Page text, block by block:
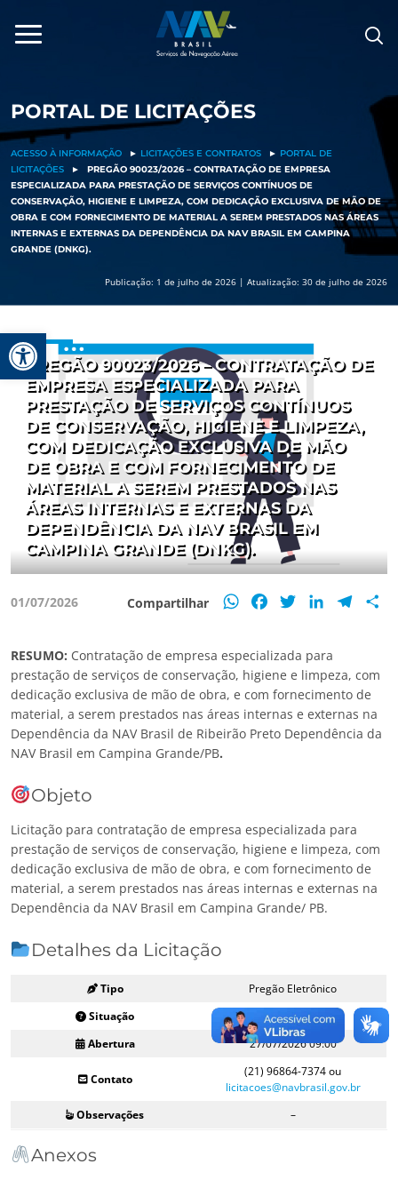
Barra de Ferramentas Aberta
para
PORTAL DE LICITAÇÕES
ACESSO À INFORMAÇÃO ► LICITAÇÕES E CONTRATOS ► PORTAL DE
LICITAÇÕES
►
PREGÃO 90023/2026 – CONTRATAÇÃO DE EMPRESA
ESPECIALIZADA PARA PRESTAÇÃO DE SERVIÇOS CONTÍNUOS DE
CONSERVAÇÃO, HIGIENE E LIMPEZA, COM DEDICAÇÃO EXCLUSIVA DE MÃO DE
OBRA E COM FORNECIMENTO DE MATERIAL A SEREM PRESTADOS NAS ÁREAS
INTERNAS E EXTERNAS DA DEPENDÊNCIA DA NAV BRASIL EM CAMPINA
GRANDE (DNKG).
Publicação: 1 de julho de 2026 | Atualização: 30 de julho de 2026
PREGÃO 90023/2026 – CONTRATAÇÃO DE
EMPRESA ESPECIALIZADA PARA
PRESTAÇÃO DE SERVIÇOS CONTÍNUOS
DE CONSERVAÇÃO, HIGIENE E LIMPEZA,
COM DEDICAÇÃO EXCLUSIVA DE MÃO
DE OBRA E COM FORNECIMENTO DE
MATERIAL A SEREM PRESTADOS NAS
ÁREAS INTERNAS E EXTERNAS DA
DEPENDÊNCIA DA NAV BRASIL EM
CAMPINA GRANDE (DNKG).
01/07/2026 Compartilhar WhatsApp
FacebookTwitterLinkedIn
RESUMO: Contratação de empresa especializada para
prestação de serviços de conservação, higiene e limpeza, com
dedicação exclusiva de mão de obra, e com fornecimento de
material, a serem prestados nas áreas internas e externas na
Dependência da NAV Brasil de Ribeirão Preto Dependência da
NAV Brasil em Campina Grande/PB.
Objeto
Licitação para contratação de empresa especializada para
prestação de serviços de conservação, higiene e limpeza, com
dedicação exclusiva de mão de obra, e com fornecimento de
material, a serem prestados nas áreas internas e externas na
Dependência da NAV Brasil em Campina Grande/ PB.
Detalhes da Licitação
Tipo
Pregão Eletrônico
Situação
Aberto e Fechado
Abertura
27/07/2026 09:00
Contato
(21) 96864-7374 ou
licitacoes@navbrasil.gov.br
Observações
–
Anexos